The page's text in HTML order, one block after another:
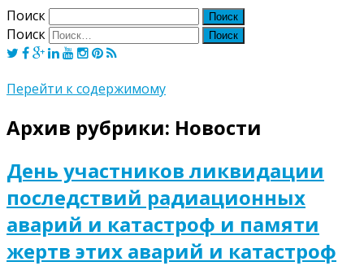
Поиск
Поиск
Перейти к содержимому
Архив рубрики: Новости
День участников ликвидации
последствий радиационных
аварий и катастроф и памяти
жертв этих аварий и катастроф